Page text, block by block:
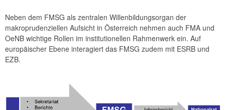
Institutioneller Rahmen
Publikationen
Kontakt
Neben dem FMSG als zentralen Willenbildungsorgan der
makroprudenziellen Aufsicht in Österreich nehmen auch FMA und
OeNB wichtige Rollen im institutionellen Rahmenwerk ein. Auf
europäischer Ebene interagiert das FMSG zudem mit ESRB und
EZB.